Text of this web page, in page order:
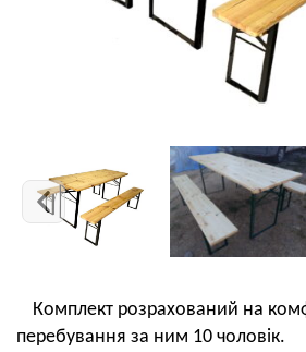
Комплект розрахований на
перебування за ним 10 чоловік.